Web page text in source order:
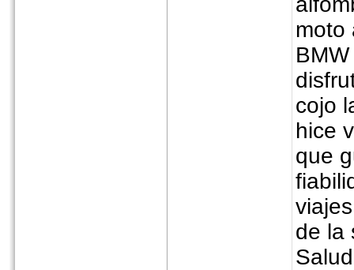
moto
cojo
hice
que
de la